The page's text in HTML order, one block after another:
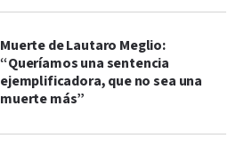
Muerte de Lautaro Meglio:
“Queríamos una sentencia
ejemplificadora, que no sea una
muerte más”